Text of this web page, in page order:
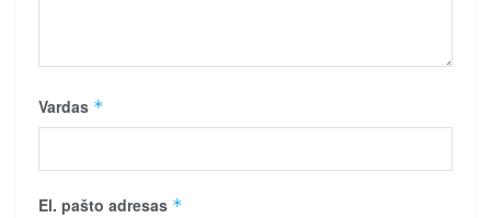
Vardas *
El. pašto adresas *